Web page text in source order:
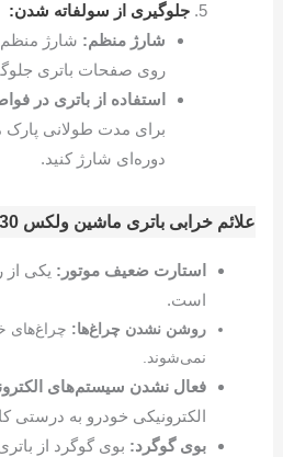
جلوگیری از سولفاته شدن:
شارژ منظم: شارژ
روی صفحات باتری
استفاده از باتری در
برای مدت طولانی پارک
دوره‌ای شارژ کنید.
علائم خرابی باتری ماشین ولکس C30
استارت ضعیف موتور: یکی از
است.
روشن نشدن چراغ‌ها: چراغ‌های
نمی‌شوند.
فعال نشدن سیستم‌های
الکترونیکی خودرو به درستی
بوی گوگرد: بوی گوگرد از